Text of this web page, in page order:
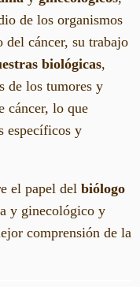
de los organismos
del cáncer, su trabajo
biológicas,
de los tumores y
cáncer, lo que
específicos y
el papel del biólogo
y ginecológico y
comprensión de la